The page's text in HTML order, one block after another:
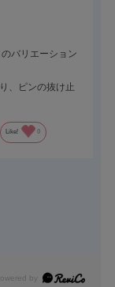
バリエーション
、ピンの抜け止
Like! 0
by